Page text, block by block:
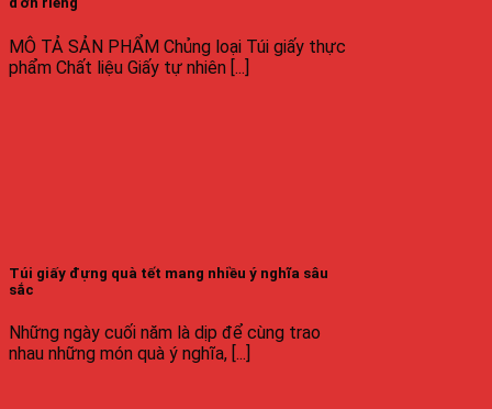
MÔ TẢ SẢN PHẨM Chủng loại Túi giấy thực
phẩm Chất liệu Giấy tự nhiên [...]
Túi giấy đựng quà tết mang nhiều ý nghĩa sâu
sắc
Những ngày cuối năm là dịp để cùng trao
nhau những món quà ý nghĩa, [...]